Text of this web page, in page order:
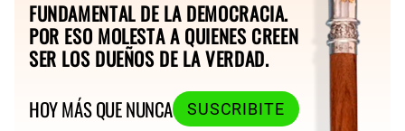
FUNDAMENTAL DE LA DEMOCRACIA.
POR ESO MOLESTA A QUIENES CREEN
SER LOS DUEÑOS DE LA VERDAD.
HOY MÁS QUE NUNCA
SUSCRIBITE